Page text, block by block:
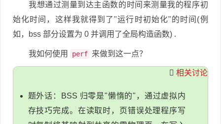
我想通过测量到达主函数的时间来测量我的程序初
始化时间，这样我就得到了"运行时初始化"的时间(例
如，bss 部分设置为 0 并调用了全局构造函数) .
我如何使用 perf 来做到这一点？
相关讨论
题外话：BSS 归零是"懒惰的"，通过虚拟内
存技巧完成。在读取时，页错误处理程序写